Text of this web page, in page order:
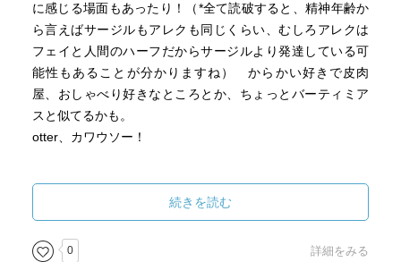
に感じる場面もあったり！（*全て読破すると、精神年齢か
ら言えばサージルもアレクも同じくらい、むしろアレクは
フェイと人間のハーフだからサージルより発達している可
能性もあることが分かりますね） からかい好きで皮肉
屋、おしゃべり好きなところとか、ちょっとバーティミア
スと似てるかも。
otter、カワウソー！
続きを読む
0 詳細をみる